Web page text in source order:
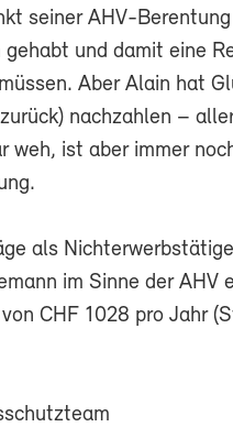
seiner AHV-
gehabt und damit eine
Aber Alain hat
nachzahlen –
weh, ist aber immer
als
im Sinne der
CHF 1028 pro Jahr